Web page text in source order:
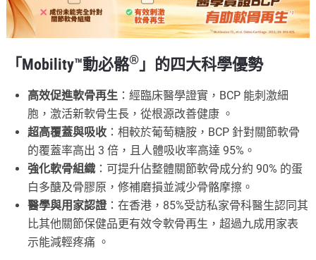
「Mobility™動必骼® 」的四大科學優勢
高效促進軟骨再生 ：經臨床醫學證實，BCP 能刺激細
胞，激活新軟骨生長，從根源改善健康 。
超高覆蓋與吸收 ：相較於葡萄糖胺，BCP 針對關節軟骨
的覆蓋率高出 3 倍，且人體吸收率高達 95%。
強化軟骨組織 ：可提升佔整體關節軟骨成分約 90% 的蛋
白多醣及骨膠原，修補磨損並減少骨骼摩擦。
醫學與用家認證 ：在香港，85%受訪私家骨科醫生認同其
比其他關節保健品更有效令軟骨再生，超過九成用家表
示能減輕疼痛 。